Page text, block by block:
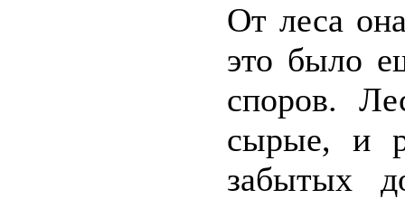
От леса
это было
споров.
сырые, и
забытых